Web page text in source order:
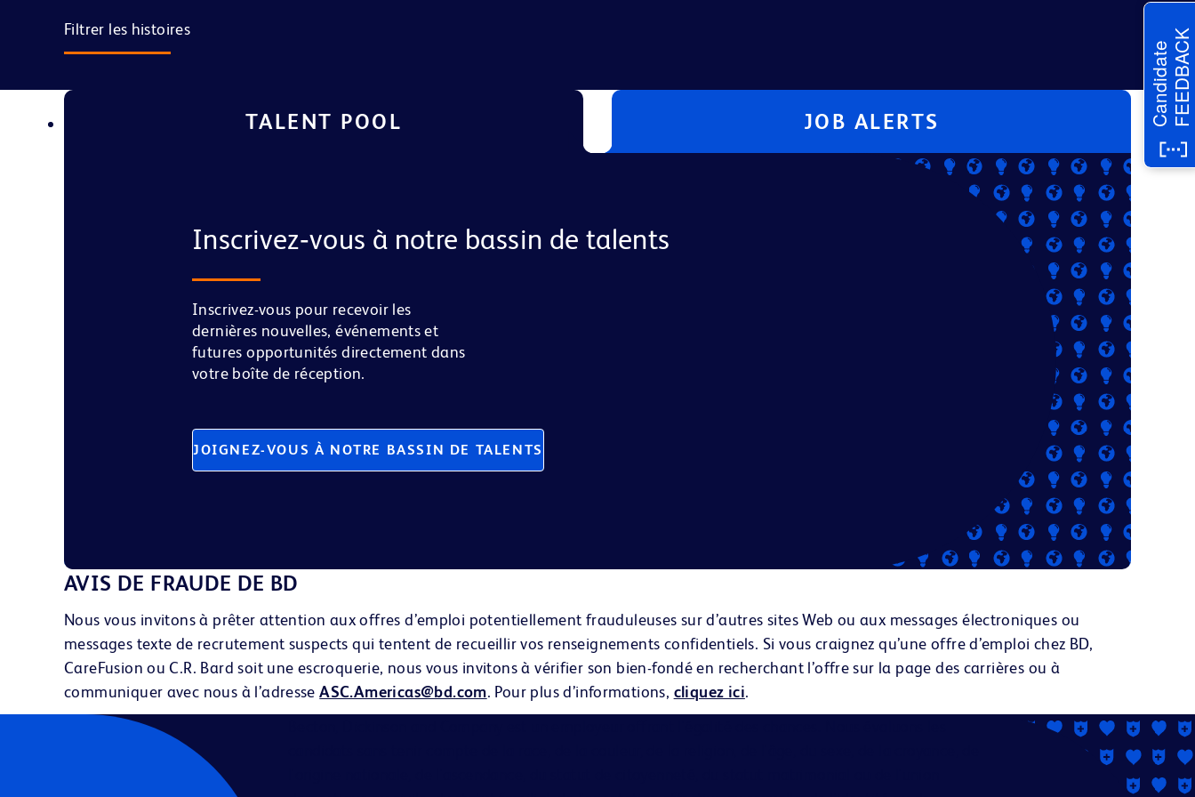
Filtrer les histoires
TALENT POOL JOB ALERTS
Inscrivez‑vous à notre bassin de talents
Inscrivez-vous pour recevoir les
dernières nouvelles, événements et
futures opportunités directement dans
votre boîte de réception.
JOIGNEZ-VOUS À NOTRE BASSIN DE TALENTS
AVIS DE FRAUDE DE BD
Nous vous invitons à prêter attention aux offres d’emploi potentiellement frauduleuses sur d’autres sites Web ou aux messages électroniques ou
messages texte de recrutement suspects qui tentent de recueillir vos renseignements confidentiels. Si vous craignez qu’une offre d’emploi chez BD,
CareFusion ou C.R. Bard soit une escroquerie, nous vous invitons à vérifier son bien-fondé en recherchant l’offre sur la page des carrières ou à
communiquer avec nous à l’adresseASC.Americas@bd.com. Pour plus d’informations, cliquez ici.
CandidateFEEDBACK